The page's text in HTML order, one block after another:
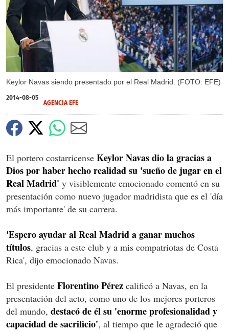
Keylor Navas siendo presentado por el Real Madrid. (FOTO: EFE)
2014-08-05
AGENCIA EFE
El portero costarricense Keylor Navas dio la gracias a
Dios por haber hecho realidad su 'sueño de jugar en el
Real Madrid' y visiblemente emocionado comentó en su
presentación como nuevo jugador madridista que es el 'día
más importante' de su carrera.
'Espero ayudar al Real Madrid a ganar muchos
títulos, gracias a este club y a mis compatriotas de Costa
Rica', dijo emocionado Navas.
El presidente Florentino Pérez calificó a Navas, en la
presentación del acto, como uno de los mejores porteros
del mundo, destacó de él su 'enorme profesionalidad y
capacidad de sacrificio', al tiempo que le agradeció que